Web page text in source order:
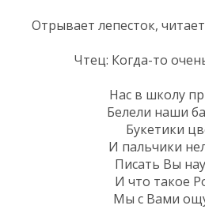
Отрывает лепесток,
Чтец: Когда-то
Нас в школу
Белели наши
Букетики
И пальчики
Писать Вы
И что такое
Мы с Вами